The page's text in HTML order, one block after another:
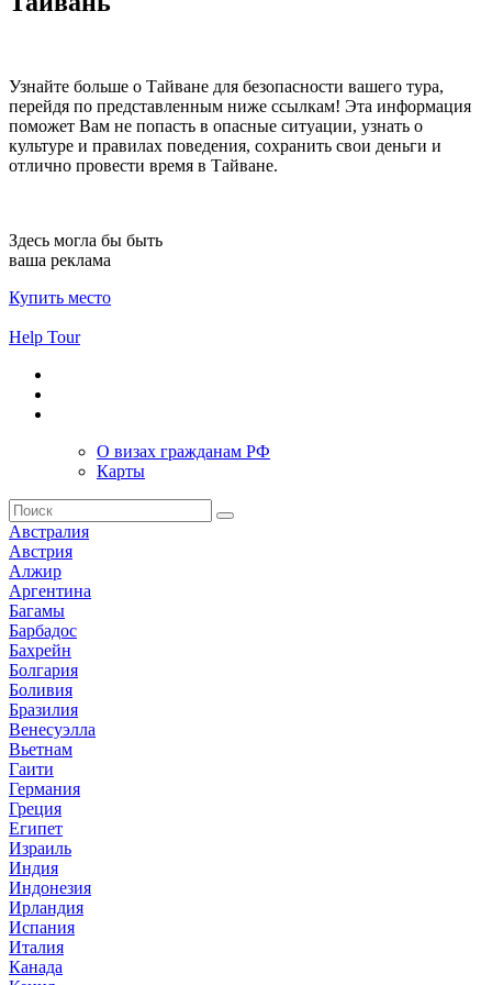
Узнайте больше о Тайване для безопасности вашего тура,
перейдя по представленным ниже ссылкам! Эта информация
поможет Вам не попасть в опасные ситуации, узнать о
культуре и правилах поведения, сохранить свои деньги и
отлично провести время в Тайване.
Здесь могла бы быть
ваша реклама
Купить место
Help Tour
О визах гражданам РФ
Карты
Австралия
Австрия
Алжир
Аргентина
Багамы
Барбадос
Бахрейн
Болгария
Боливия
Бразилия
Венесуэлла
Вьетнам
Гаити
Германия
Греция
Египет
Израиль
Индия
Индонезия
Ирландия
Испания
Италия
Канада